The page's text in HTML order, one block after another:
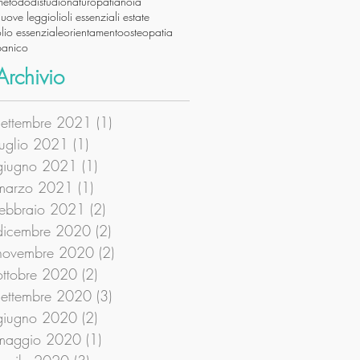
leggiolioli essenziali estate
essenzialeorientamentoosteopatia
2021 (1)
2021 (1)
2021 (1)
2021 (1)
2021 (2)
2020 (2)
2020 (2)
2020 (2)
2020 (3)
2020 (2)
2020 (1)